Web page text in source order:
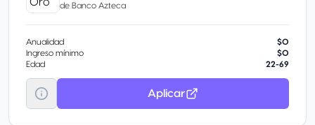
de Banco Azteca
Anualidad
$0
Ingreso mínimo
$0
Edad
22-69
Aplicar